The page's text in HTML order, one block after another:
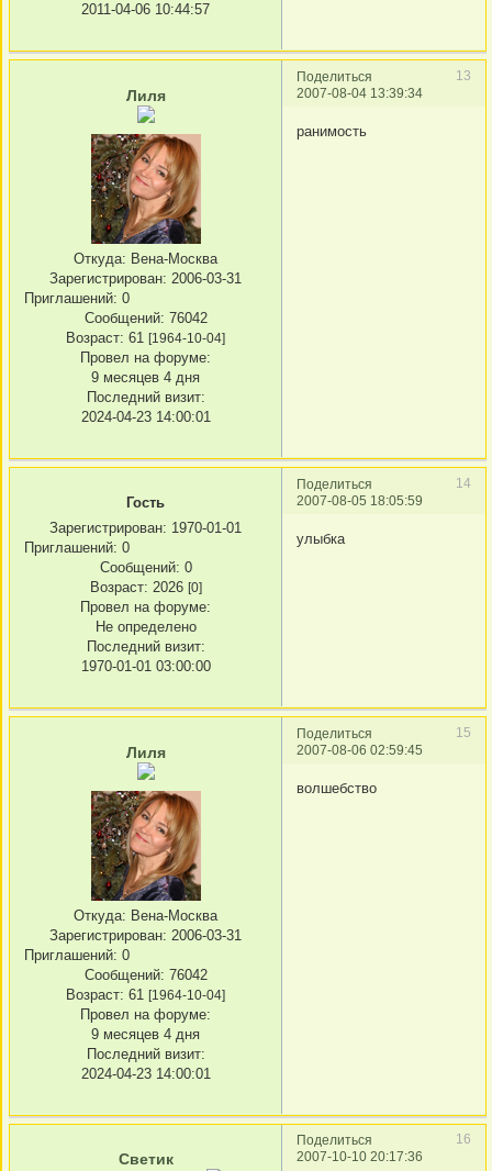
2011-04-06 10:44:57
Поделиться
13
2007-08-04 13:39:34
Лиля
Откуда: Вена-Москва
Зарегистрирован: 2006-03-31
Приглашений: 0
Сообщений: 76042
Возраст: 61 [1964-10-04]
Провел на форуме:
9 месяцев 4 дня
Последний визит:
2024-04-23 14:00:01
ранимость
Поделиться
14
2007-08-05 18:05:59
Гость
Зарегистрирован: 1970-01-01
Приглашений: 0
Сообщений: 0
Возраст: 2026 [0]
Провел на форуме:
Не определено
Последний визит:
1970-01-01 03:00:00
улыбка
Поделиться
15
2007-08-06 02:59:45
Лиля
Откуда: Вена-Москва
Зарегистрирован: 2006-03-31
Приглашений: 0
Сообщений: 76042
Возраст: 61 [1964-10-04]
Провел на форуме:
9 месяцев 4 дня
Последний визит:
2024-04-23 14:00:01
волшебство
Поделиться
16
2007-10-10 20:17:36
Светик